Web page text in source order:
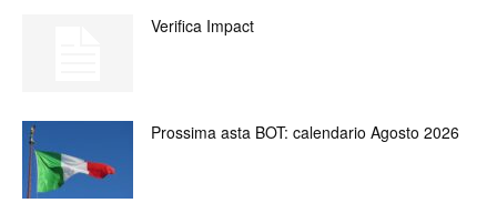
Verifica Impact
Prossima asta BOT: calendario Agosto 2026